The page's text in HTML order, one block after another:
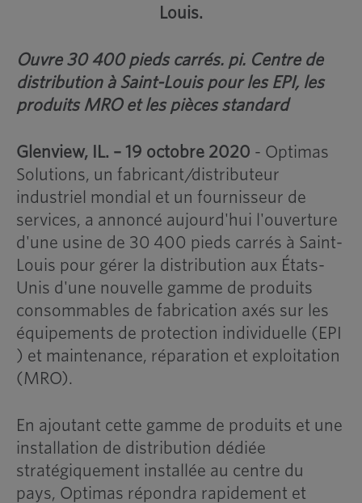
Louis.
Ouvre 30 400 pieds carrés. pi. Centre de
distribution à Saint-Louis pour les EPI, les
produits MRO et les pièces standard
Glenview, IL. – 19 octobre 2020 - Optimas
Solutions, un fabricant/distributeur
industriel mondial et un fournisseur de
services, a annoncé aujourd'hui l'ouverture
d'une usine de 30 400 pieds carrés à Saint-
Louis pour gérer la distribution aux États-
Unis d'une nouvelle gamme de produits
consommables de fabrication axés sur les
équipements de protection individuelle (EPI
) et maintenance, réparation et exploitation
(MRO).
En ajoutant cette gamme de produits et une
installation de distribution dédiée
stratégiquement installée au centre du
pays, Optimas répondra rapidement et